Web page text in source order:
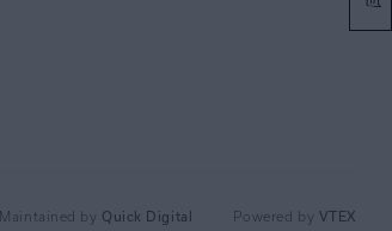
Maintained by Quick Digital Powered by VTEX